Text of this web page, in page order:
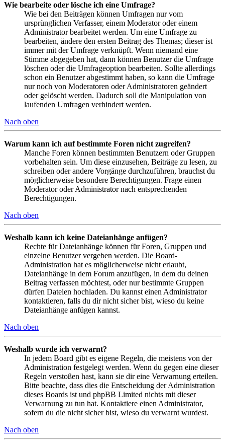
Wie bearbeite oder lösche ich eine Umfrage?
Wie bei den Beiträgen können Umfragen nur vom
ursprünglichen Verfasser, einem Moderator oder einem
Administrator bearbeitet werden. Um eine Umfrage zu
bearbeiten, ändere den ersten Beitrag des Themas; dieser ist
immer mit der Umfrage verknüpft. Wenn niemand eine
Stimme abgegeben hat, dann können Benutzer die Umfrage
löschen oder die Umfrageoption bearbeiten. Sollte allerdings
schon ein Benutzer abgestimmt haben, so kann die Umfrage
nur noch von Moderatoren oder Administratoren geändert
oder gelöscht werden. Dadurch soll die Manipulation von
laufenden Umfragen verhindert werden.
Nach oben
Warum kann ich auf bestimmte Foren nicht zugreifen?
Manche Foren können bestimmten Benutzern oder Gruppen
vorbehalten sein. Um diese einzusehen, Beiträge zu lesen, zu
schreiben oder andere Vorgänge durchzuführen, brauchst du
möglicherweise besondere Berechtigungen. Frage einen
Moderator oder Administrator nach entsprechenden
Berechtigungen.
Nach oben
Weshalb kann ich keine Dateianhänge anfügen?
Rechte für Dateianhänge können für Foren, Gruppen und
einzelne Benutzer vergeben werden. Die Board-
Administration hat es möglicherweise nicht erlaubt,
Dateianhänge in dem Forum anzufügen, in dem du deinen
Beitrag verfassen möchtest, oder nur bestimmte Gruppen
dürfen Dateien hochladen. Du kannst einen Administrator
kontaktieren, falls du dir nicht sicher bist, wieso du keine
Dateianhänge anfügen kannst.
Nach oben
Weshalb wurde ich verwarnt?
In jedem Board gibt es eigene Regeln, die meistens von der
Administration festgelegt werden. Wenn du gegen eine dieser
Regeln verstoßen hast, kann sie dir eine Verwarnung erteilen.
Bitte beachte, dass dies die Entscheidung der Administration
dieses Boards ist und phpBB Limited nichts mit dieser
Verwarnung zu tun hat. Kontaktiere einen Administrator,
sofern du die nicht sicher bist, wieso du verwarnt wurdest.
Nach oben